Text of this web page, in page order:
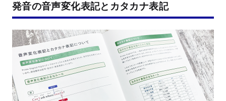
発音の音声変化表記とカタカナ表記